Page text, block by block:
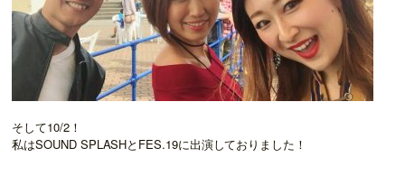
そして10/2！
私はSOUND SPLASHとFES.19に出演しておりました！